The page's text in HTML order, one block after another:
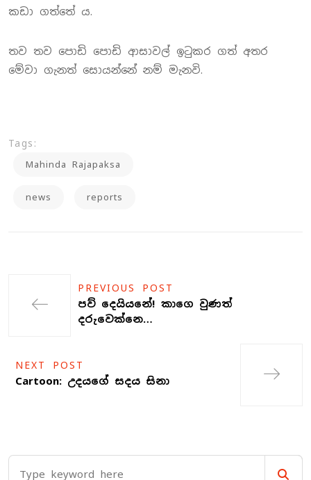
කඩා ගත්තේ ය.
තව තව පොඩි පොඩි ආසාවල් ඉටුකර ගත් අතර
මේවා ගැනත් සොයන්නේ නම් මැනවි.
Tags:
Mahinda Rajapaksa
news reports
PREVIOUS POST
පව් දෙයියනේ! කාගෙ වුණත්
දරුවෙක්නෙ…
NEXT POST
Cartoon: උදයගේ සදය සිනා